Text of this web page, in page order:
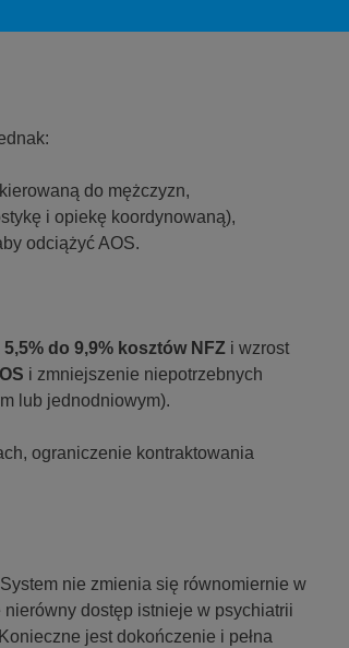
do mężczyzn,
i opiekę koordynowaną),
odciążyć AOS.
5,5% do 9,9% kosztów NFZ i wzrost
i zmniejszenie niepotrzebnych
lub jednodniowym).
ograniczenie kontraktowania
nie zmienia się równomiernie w
nierówny dostęp istnieje w psychiatrii
jest dokończenie i pełna